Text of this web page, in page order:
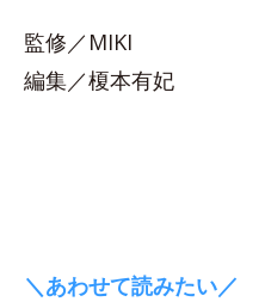
監修／MIKI
編集／榎本有妃
＼あわせて読みたい／